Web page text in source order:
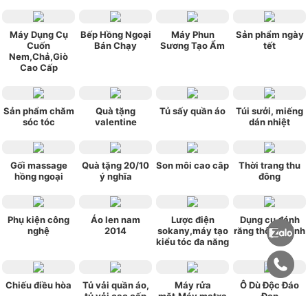
Máy Dụng Cụ
Cuốn
Nem,Chả,Giò
Cao Cấp
Bếp Hồng Ngoại
Bán Chạy
Máy Phun
Sương Tạo Ẩm
Sản phẩm ngày
tết
Sản phẩm chăm
sóc tóc
Quà tặng
valentine
Tủ sấy quần áo
Túi sưởi, miếng
dán nhiệt
Gối massage
hồng ngoại
Quà tặng 20/10
ý nghĩa
Son môi cao câp
Thời trang thu
đông
Phụ kiện công
nghệ
Áo len nam
2014
Lược điện
sokany,máy tạo
kiểu tóc đa năng
Dụng cụ đánh
răng thông minh
Chiếu điều hòa
Tủ vải quần áo,
Máy rửa
Ô Dù Độc Đáo